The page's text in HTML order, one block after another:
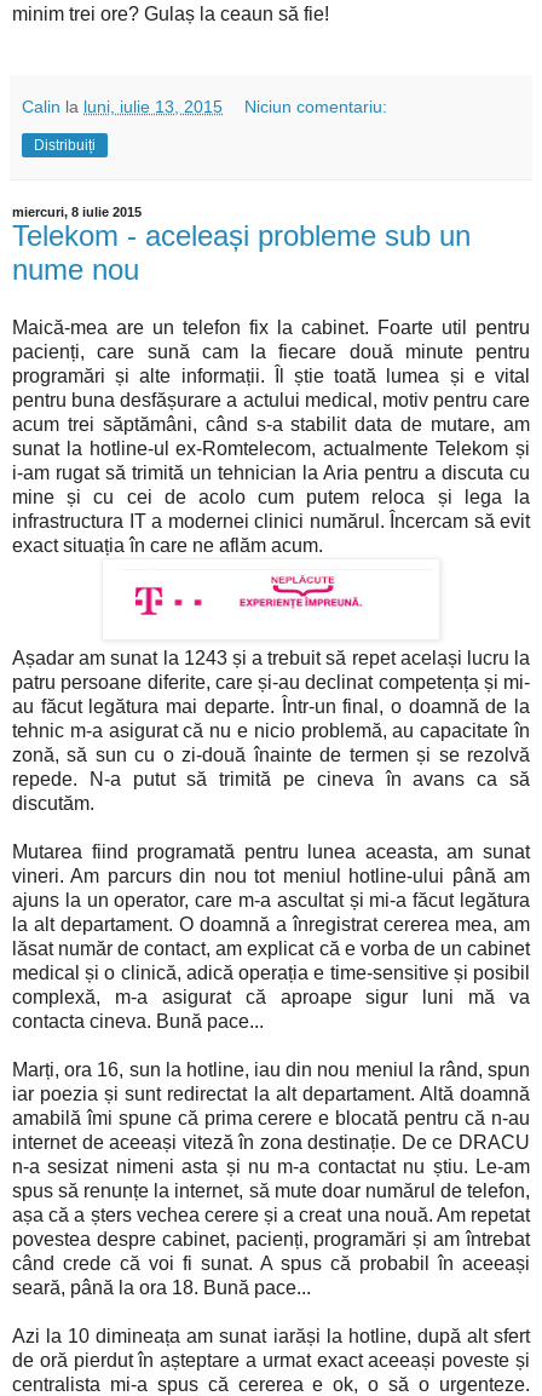
minim trei ore? Gulaș la ceaun să fie!
Calin la luni, iulie 13, 2015 Niciun comentariu:
Distribuiți
miercuri, 8 iulie 2015
Telekom - aceleași probleme sub un
nume nou
Maică-mea are un telefon fix la cabinet. Foarte util pentru
pacienți, care sună cam la fiecare două minute pentru
programări și alte informații. Îl știe toată lumea și e vital
pentru buna desfășurare a actului medical, motiv pentru care
acum trei săptămâni, când s-a stabilit data de mutare, am
sunat la hotline-ul ex-Romtelecom, actualmente Telekom și
i-am rugat să trimită un tehnician la Aria pentru a discuta cu
mine și cu cei de acolo cum putem reloca și lega la
infrastructura IT a modernei clinici numărul. Încercam să evit
exact situația în care ne aflăm acum.
Așadar am sunat la 1243 și a trebuit să repet același lucru la
patru persoane diferite, care și-au declinat competența și mi-
au făcut legătura mai departe. Într-un final, o doamnă de la
tehnic m-a asigurat că nu e nicio problemă, au capacitate în
zonă, să sun cu o zi-două înainte de termen și se rezolvă
repede. N-a putut să trimită pe cineva în avans ca să
discutăm.
Mutarea fiind programată pentru lunea aceasta, am sunat
vineri. Am parcurs din nou tot meniul hotline-ului până am
ajuns la un operator, care m-a ascultat și mi-a făcut legătura
la alt departament. O doamnă a înregistrat cererea mea, am
lăsat număr de contact, am explicat că e vorba de un cabinet
medical și o clinică, adică operația e time-sensitive și posibil
complexă, m-a asigurat că aproape sigur luni mă va
contacta cineva. Bună pace...
Marți, ora 16, sun la hotline, iau din nou meniul la rând, spun
iar poezia și sunt redirectat la alt departament. Altă doamnă
amabilă îmi spune că prima cerere e blocată pentru că n-au
internet de aceeași viteză în zona destinație. De ce DRACU
n-a sesizat nimeni asta și nu m-a contactat nu știu. Le-am
spus să renunțe la internet, să mute doar numărul de telefon,
așa că a șters vechea cerere și a creat una nouă. Am repetat
povestea despre cabinet, pacienți, programări și am întrebat
când crede că voi fi sunat. A spus că probabil în aceeași
seară, până la ora 18. Bună pace...
Azi la 10 dimineața am sunat iarăși la hotline, după alt sfert
de oră pierdut în așteptare a urmat exact aceeași poveste și
centralista mi-a spus că cererea e ok, o să o urgenteze.